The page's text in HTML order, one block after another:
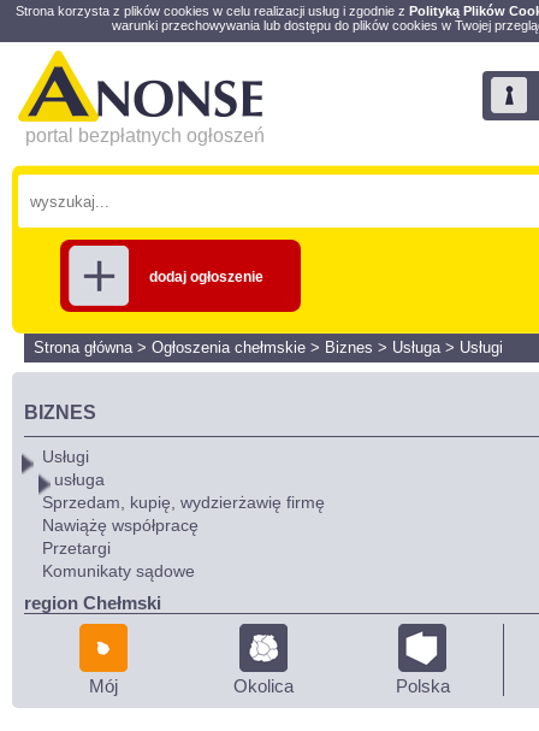
Strona korzysta z plików cookies w celu realizacji usług i zgodnie z Polityką Plików
warunki przechowywania lub dostępu do plików cookies w Twojej
portal bezpłatnych ogłoszeń
dodaj ogłoszenie
Strona główna> Ogłoszenia chełmskie > Biznes > Usługa> Usługi
BIZNES
Usługi
usługa
Sprzedam, kupię, wydzierżawię firmę
Nawiążę współpracę
Przetargi
Komunikaty sądowe
region Chełmski
Mój Okolica Polska